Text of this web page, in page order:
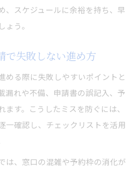
東京都で求められる主な書類
のアクセスと予約法
東京入国管理局アクセス方法
局への予約と行き方の流れ
めの東京入国管理局予約手順
局アクセスの事前チェック事
、スケジュールに余裕を持ち、早
う。
で失敗しない進め方
める際に失敗しやすいポイントと
漏れや不備、申請書の誤記入、予
す。こうしたミスを防ぐには、
一確認し、チェックリストを活用
は、窓口の混雑や予約枠の消化が